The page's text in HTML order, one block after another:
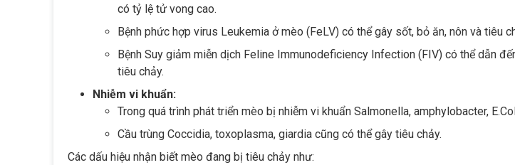
có tỷ lệ tử vong cao.
Bệnh phức hợp virus Leukemia ở mèo (FeLV) có thể gây sốt, bỏ ăn, nôn và tiêu
Bệnh Suy giảm miễn dịch Feline Immunodeficiency Infection (FIV) có thể dẫn
tiêu chảy.
Nhiễm vi khuẩn:
Trong quá trình phát triển mèo bị nhiễm vi khuẩn Salmonella, amphylobacter,
Cầu trùng Coccidia, toxoplasma, giardia cũng có thể gây tiêu chảy.
Các dấu hiệu nhận biết mèo đang bị tiêu chảy như: